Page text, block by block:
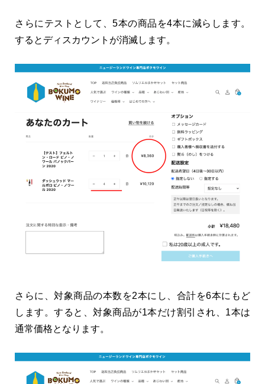
さらにテストとして、5本の商品を4本に減らします。
するとディスカウントが消滅します。
さらに、対象商品の本数を2本にし、合計を6本にもど
します。すると、対象商品が1本だけ割引され、1本は
通常価格となります。